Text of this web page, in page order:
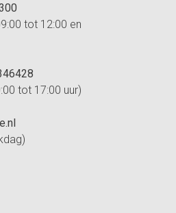
tot 12:00 en
tot 17:00 uur)